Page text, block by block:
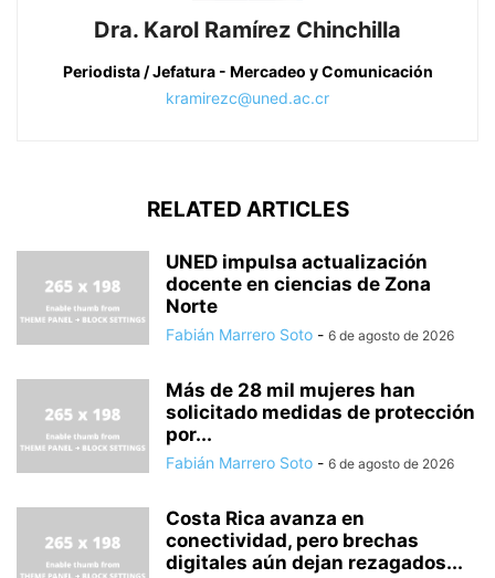
Dra. Karol Ramírez Chinchilla
Periodista / Jefatura - Mercadeo y Comunicación
kramirezc@uned.ac.cr
RELATED ARTICLES
UNED impulsa actualización
docente en ciencias de Zona
Norte
Fabián Marrero Soto - 6 de agosto de 2026
Más de 28 mil mujeres han
solicitado medidas de protección
por...
Fabián Marrero Soto - 6 de agosto de 2026
Costa Rica avanza en
conectividad, pero brechas
digitales aún dejan rezagados...